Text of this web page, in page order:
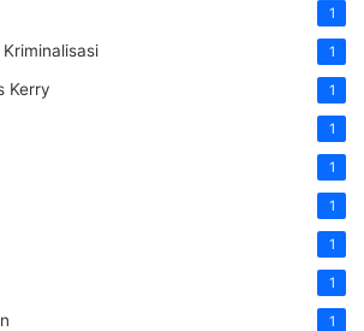
1
1
Kerry 1
1
1
1
1
1
1